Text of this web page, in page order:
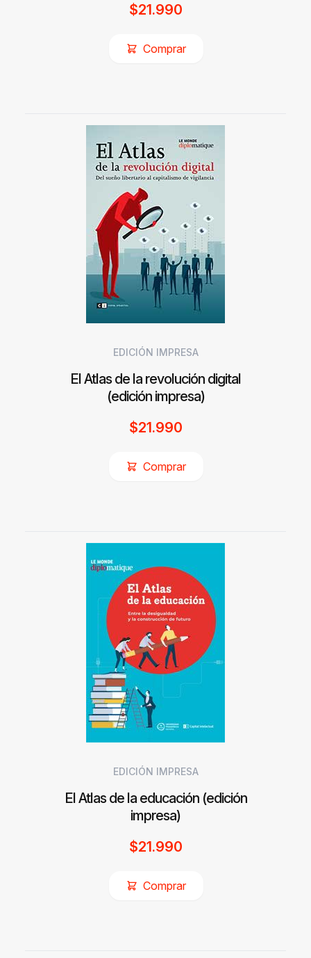
$21.990
Comprar
EDICIÓN IMPRESA
El Atlas de la revolución digital
(edición impresa)
$21.990
Comprar
EDICIÓN IMPRESA
El Atlas de la educación (edición
impresa)
$21.990
Comprar